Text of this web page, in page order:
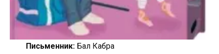
Письменник:Бал Кабра